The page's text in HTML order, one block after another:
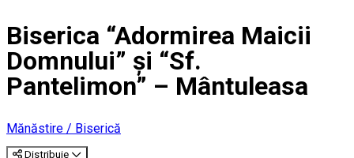
Biserica “Adormirea Maicii
Domnului” și “Sf.
Pantelimon” – Mântuleasa
Mănăstire / Biserică
Distribuie